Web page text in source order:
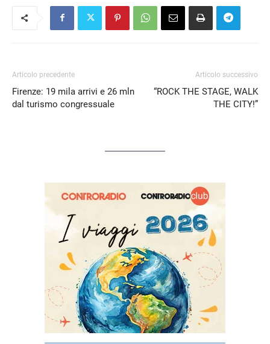
Articolo precedente
Firenze: 19 mila arrivi e 26 mln
dal turismo congressuale
Articolo successivo
“ROCK THE STAGE, WALK
THE CITY!”